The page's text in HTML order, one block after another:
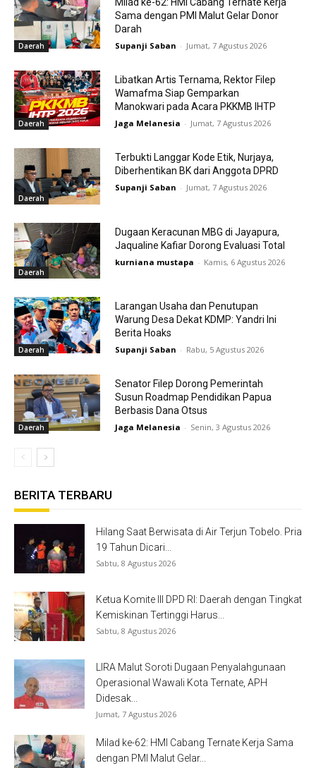
Daerah
Sama dengan PMI Malut Gelar Donor
Darah
Supanji Saban - Jumat, 7 Agustus 2026
Daerah
Libatkan Artis Ternama, Rektor Filep
Wamafma Siap Gemparkan
Manokwari pada Acara PKKMB IHTP
Jaga Melanesia - Jumat, 7 Agustus 2026
Daerah
Terbukti Langgar Kode Etik, Nurjaya,
Diberhentikan BK dari Anggota DPRD
Supanji Saban - Jumat, 7 Agustus 2026
Daerah
Dugaan Keracunan MBG di Jayapura,
Jaqualine Kafiar Dorong Evaluasi Total
kurniana mustapa - Kamis, 6 Agustus 2026
Daerah
Larangan Usaha dan Penutupan
Warung Desa Dekat KDMP: Yandri Ini
Berita Hoaks
Supanji Saban - Rabu, 5 Agustus 2026
Daerah
Senator Filep Dorong Pemerintah
Susun Roadmap Pendidikan Papua
Berbasis Dana Otsus
Jaga Melanesia - Senin, 3 Agustus 2026
BERITA TERBARU
Hilang Saat Berwisata di Air Terjun Tobelo. Pria
19 Tahun Dicari...
Sabtu, 8 Agustus 2026
Ketua Komite III DPD RI: Daerah dengan Tingkat
Kemiskinan Tertinggi Harus...
Sabtu, 8 Agustus 2026
LIRA Malut Soroti Dugaan Penyalahgunaan
Operasional Wawali Kota Ternate, APH
Didesak...
Jumat, 7 Agustus 2026
Milad ke-62: HMI Cabang Ternate Kerja Sama
dengan PMI Malut Gelar...